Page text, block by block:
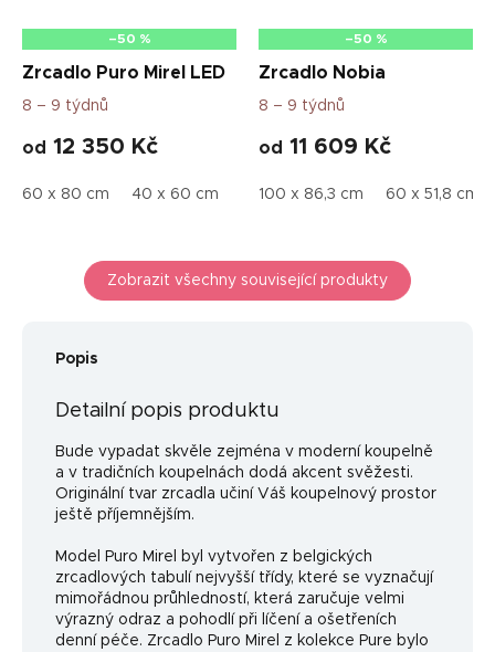
–50 %
Zrcadlo Puro Mirel LED
8 – 9 týdnů
od 12 350 Kč
60 x 80 cm 40 x 60 cm 50 x 80 cm 50 x 100 cm 50
–50 %
Zrcadlo Nobia
8 – 9 týdnů
od 11 609 Kč
100 x 86,3 cm 60 x 51,8 cm
Zobrazit všechny související produkty
Popis
Detailní popis produktu
Bude vypadat skvěle zejména v moderní koupelně
a v tradičních koupelnách dodá akcent svěžesti.
Originální tvar zrcadla učiní Váš koupelnový prostor
ještě příjemnějším.
Model Puro Mirel byl vytvořen z belgických
zrcadlových tabulí nejvyšší třídy, které se vyznačují
mimořádnou průhledností, která zaručuje velmi
výrazný odraz a pohodlí při líčení a ošetřeních
denní péče. Zrcadlo Puro Mirel z kolekce Pure bylo